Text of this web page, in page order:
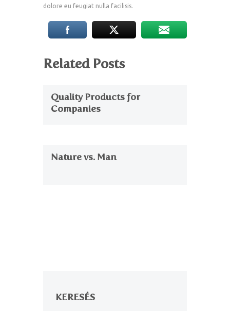
dolore eu feugiat nulla facilisis.
Related Posts
Quality Products for
Companies
Nature vs. Man
KERESÉS